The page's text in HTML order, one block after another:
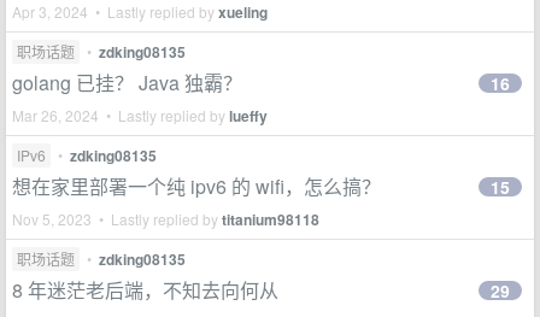
Apr 3, 2024 • Lastly replied byxueling
职场话题 • zdking08135
golang 已挂？ Java 独霸？
Mar 26, 2024 • Lastly replied bylueffy
16
IPv6 • zdking08135
想在家里部署一个纯 ipv6 的 wifi，怎么搞？
Nov 5, 2023 • Lastly replied bytitanium98118
15
职场话题 • zdking08135
8 年迷茫老后端，不知去向何从 29